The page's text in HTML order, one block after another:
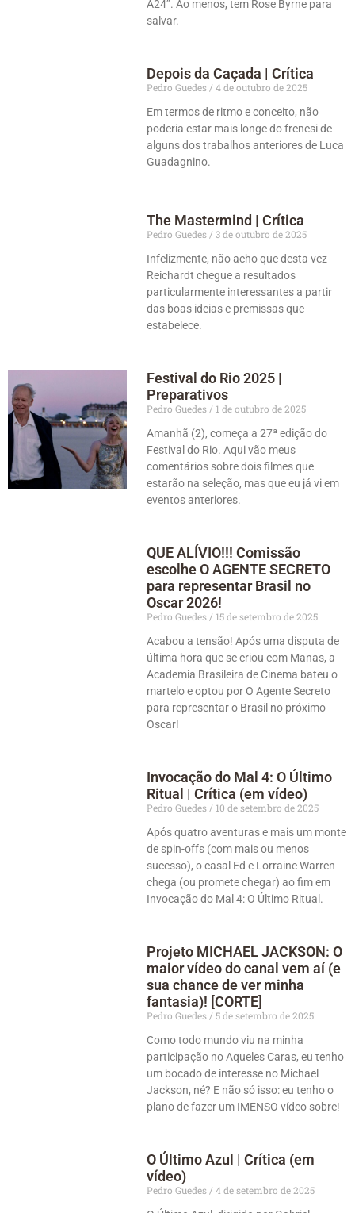
A24”. Ao menos, tem Rose Byrne para
salvar.
Depois da Caçada | Crítica
Pedro Guedes
4 de outubro de 2025
Em termos de ritmo e conceito, não
poderia estar mais longe do frenesi de
alguns dos trabalhos anteriores de Luca
Guadagnino.
The Mastermind | Crítica
Pedro Guedes
3 de outubro de 2025
Infelizmente, não acho que desta vez
Reichardt chegue a resultados
particularmente interessantes a partir
das boas ideias e premissas que
estabelece.
Festival do Rio 2025 |
Preparativos
Pedro Guedes
1 de outubro de 2025
Amanhã (2), começa a 27ª edição do
Festival do Rio. Aqui vão meus
comentários sobre dois filmes que
estarão na seleção, mas que eu já vi em
eventos anteriores.
QUE ALÍVIO!!! Comissão
escolhe O AGENTE SECRETO
para representar Brasil no
Oscar 2026!
Pedro Guedes
15 de setembro de 2025
Acabou a tensão! Após uma disputa de
última hora que se criou com Manas, a
Academia Brasileira de Cinema bateu o
martelo e optou por O Agente Secreto
para representar o Brasil no próximo
Oscar!
Invocação do Mal 4: O Último
Ritual | Crítica (em vídeo)
Pedro Guedes
10 de setembro de 2025
Após quatro aventuras e mais um monte
de spin-offs (com mais ou menos
sucesso), o casal Ed e Lorraine Warren
chega (ou promete chegar) ao fim em
Invocação do Mal 4: O Último Ritual.
Projeto MICHAEL JACKSON: O
maior vídeo do canal vem aí (e
sua chance de ver minha
fantasia)! [CORTE]
Pedro Guedes
5 de setembro de 2025
Como todo mundo viu na minha
participação no Aqueles Caras, eu tenho
um bocado de interesse no Michael
Jackson, né? E não só isso: eu tenho o
plano de fazer um IMENSO vídeo sobre!
O Último Azul | Crítica (em
vídeo)
Pedro Guedes
4 de setembro de 2025